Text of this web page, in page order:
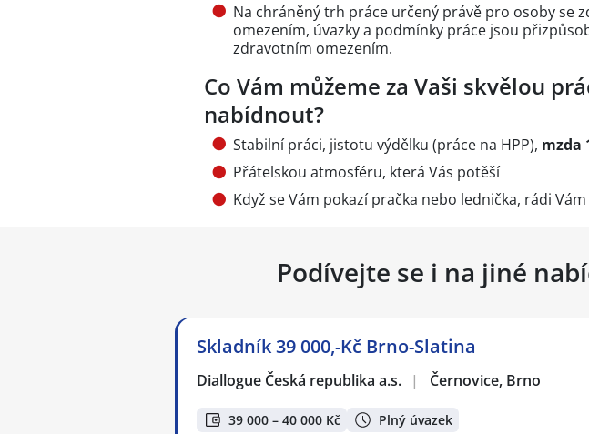
Na chráněný trh práce určený právě pro osoby se
omezením, úvazky a podmínky práce jsou
zdravotním omezením.
Co Vám můžeme za Vaši skvělou
nabídnout?
Stabilní práci, jistotu výdělku (práce na HPP), mzda
Přátelskou atmosféru, která Vás potěší
Když se Vám pokazí pračka nebo lednička, rádi
Podívejte se i na jiné
Skladník 39 000,-Kč Brno-Slatina
Diallogue Česká republika a.s. | Černovice, Brno
39 000 – 40 000 Kč Plný úvazek